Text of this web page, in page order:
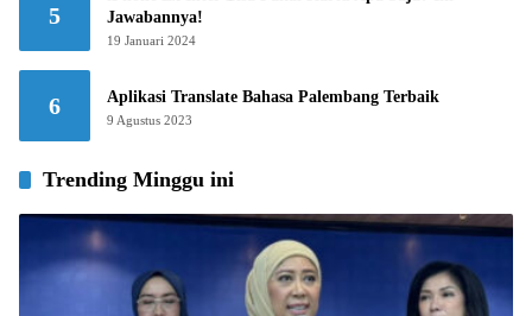
5
Jawabannya!
19 Januari 2024
6 Aplikasi Translate Bahasa Palembang Terbaik
9 Agustus 2023
Trending Minggu ini